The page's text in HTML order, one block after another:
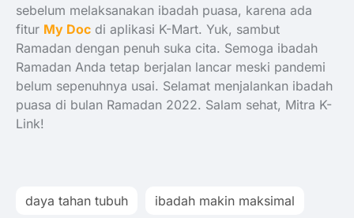
sebelum melaksanakan ibadah puasa, karena ada
fitur My Doc di aplikasi K-Mart. Yuk, sambut
Ramadan dengan penuh suka cita. Semoga ibadah
Ramadan Anda tetap berjalan lancar meski pandemi
belum sepenuhnya usai. Selamat menjalankan ibadah
puasa di bulan Ramadan 2022. Salam sehat, Mitra K-
Link!
daya tahan tubuh ibadah makin maksimal